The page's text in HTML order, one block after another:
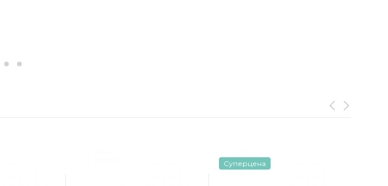
Суперцена